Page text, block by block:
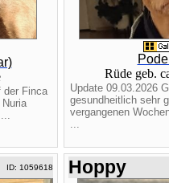
der Finca
Rüde geb.
Update 09.03.2026
gesundheitlich sehr
vergangenen
...
ID: 1059618 Hoppy